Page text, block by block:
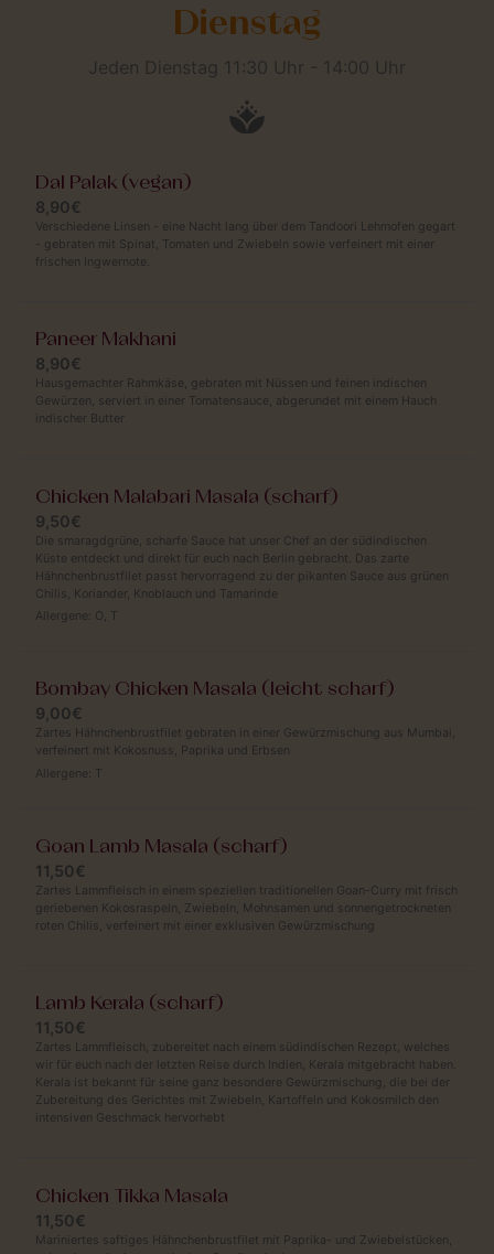
Dienstag
Jeden Dienstag 11:30 Uhr - 14:00 Uhr
Dal Palak (vegan)
8,90€
Verschiedene Linsen - eine Nacht lang über dem Tandoori Lehmofen gegart
- gebraten mit Spinat, Tomaten und Zwiebeln sowie verfeinert mit einer
frischen Ingwernote.
Paneer Makhani
8,90€
Hausgemachter Rahmkäse, gebraten mit Nüssen und feinen indischen
Gewürzen, serviert in einer Tomatensauce, abgerundet mit einem Hauch
indischer Butter
Chicken Malabari Masala (scharf)
9,50€
Die smaragdgrüne, scharfe Sauce hat unser Chef an der südindischen
Küste entdeckt und direkt für euch nach Berlin gebracht. Das zarte
Hähnchenbrustfilet passt hervorragend zu der pikanten Sauce aus grünen
Chilis, Koriander, Knoblauch und Tamarinde
Allergene: O, T
Bombay Chicken Masala (leicht scharf)
9,00€
Zartes Hähnchenbrustfilet gebraten in einer Gewürzmischung aus Mumbai,
verfeinert mit Kokosnuss, Paprika und Erbsen
Allergene:
T
Goan Lamb Masala (scharf)
11,50€
Zartes Lammfleisch in einem speziellen traditionellen Goan-Curry mit frisch
geriebenen Kokosraspeln, Zwiebeln, Mohnsamen und sonnengetrockneten
roten Chilis, verfeinert mit einer exklusiven Gewürzmischung
Lamb Kerala (scharf)
11,50€
Zartes Lammfleisch, zubereitet nach einem südindischen Rezept, welches
wir für euch nach der letzten Reise durch Indien, Kerala mitgebracht haben.
Kerala ist bekannt für seine ganz besondere Gewürzmischung, die bei der
Zubereitung des Gerichtes mit Zwiebeln, Kartoffeln und Kokosmilch den
intensiven Geschmack hervorhebt
Chicken Tikka Masala
11,50€
Mariniertes saftiges Hähnchenbrustfilet mit Paprika- und Zwiebelstücken,